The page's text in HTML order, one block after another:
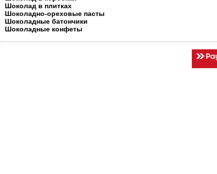
Шоколад в плитках
Шоколадно-ореховые пасты
Шоколадные батончики
Шоколадные конфеты